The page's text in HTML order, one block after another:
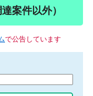
案件以外）
で公告しています